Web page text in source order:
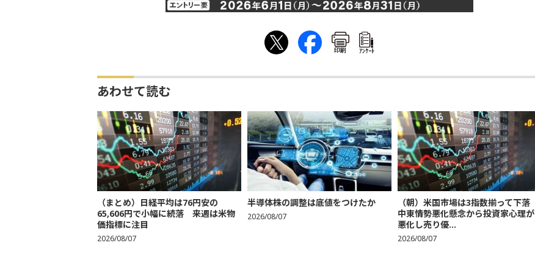
印刷 ｱﾝｹｰﾄ
あわせて読む
（まとめ）日経平均は76円安の
65,606円で小幅に続落 来週は米物
価指標に注目
2026/08/07
半導体株の調整は底値をつけたか
2026/08/07
（朝）米国市場は3指数揃って下落
中東情勢悪化懸念から投資家心理が
悪化し売り優...
2026/08/07